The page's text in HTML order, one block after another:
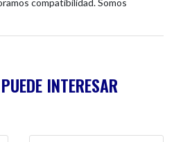
INTERESAR